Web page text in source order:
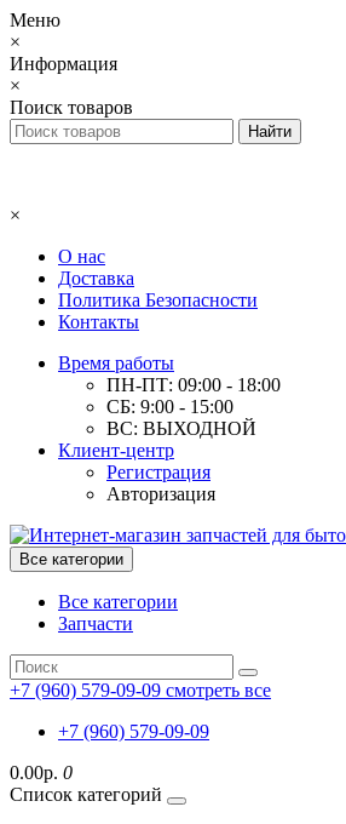
Меню
×
Информация
×
Поиск товаров
×
О нас
Доставка
Политика Безопасности
Контакты
Время работы
ПН-ПТ: 09:00 - 18:00
СБ: 9:00 - 15:00
ВС: ВЫХОДНОЙ
Клиент-центр
Регистрация
Авторизация
Все категории
Все категории
Запчасти
+7 (960) 579-09-09 смотреть все
+7 (960) 579-09-09
0.00р. 0
Список категорий